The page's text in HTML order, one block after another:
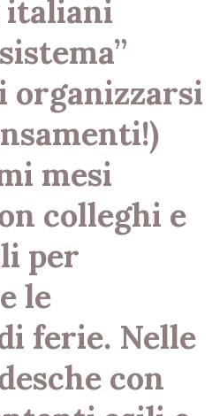
organizzarsi
mesi
colleghi e
per
le
ferie. Nelle
con